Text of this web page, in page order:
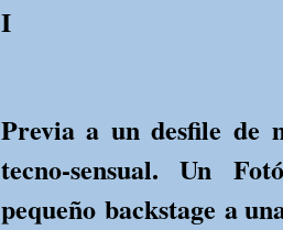
I
Previa a un desfile de
tecno-sensual. Un
pequeño backstage a